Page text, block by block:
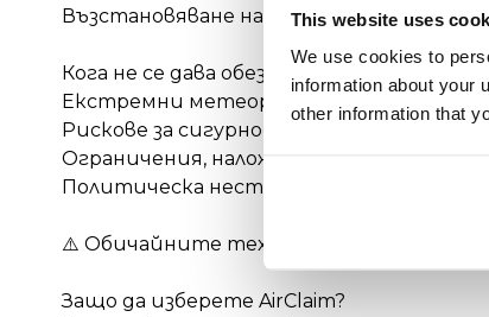
This website uses
We use cookies to
information about your
other information that
Възстановяване на допълнителни
Кога не се дава обезщетение от Anima
Екстремни метеорологични условия
Рискове за сигурността
Ограничения, наложени от контрола
Политическа нестабилност
⚠️ Обичайните технически проблеми
Защо да изберете AirClaim?